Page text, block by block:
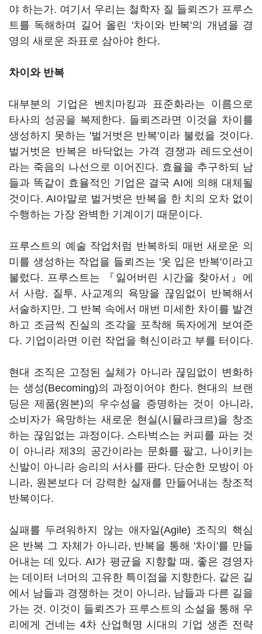
야 하는가. 여기서 우리는 철학자 질 들뢰즈가 프루스
트를 독해하며 길어 올린 '차이와 반복'의 개념을 경
영의 새로운 좌표로 삼아야 한다.
차이와 반복
대부분의 기업은 벤치마킹과 표준화라는 이름으로
타사의 성공을 복제한다. 들뢰즈라면 이것을 차이를
생성하지 못하는 '벌거벗은 반복'이라 불렀을 것이다.
벌거벗은 반복은 바닥없는 가격 경쟁과 레드오션이
라는 죽음의 나선으로 이어진다. 효율을 추구하되 남
들과 똑같이 효율적인 기업은 결국 AI에 의해 대체될
것이다. AI야말로 벌거벗은 반복을 한 치의 오차 없이
수행하는 가장 완벽한 기계이기 때문이다.
프루스트의 예술 작업처럼 반복하되 매번 새로운 의
미를 생성하는 작업을 들뢰즈는 '옷 입은 반복'이라고
불렀다. 프루스트는 『잃어버린 시간을 찾아서』에
서 사랑, 질투, 사교계의 욕망을 끊임없이 반복해서
서술하지만, 그 반복 속에서 매번 미세한 차이를 발견
하고 조금씩 진실의 조각을 포착해 독자에게 보여준
다. 기업이라면 이런 작업을 혁신이라고 부를 터이다.
현대 조직은 고정된 실체가 아니라 끊임없이 변화하
는 생성(Becoming)의 과정이어야 한다. 현대의 브랜
딩은 제품(원본)의 우수성을 증명하는 것이 아니라,
소비자가 욕망하는 새로운 현실(시뮬라크르)을 창조
하는 끊임없는 과정이다. 스타벅스는 커피를 파는 것
이 아니라 제3의 공간이라는 문화를 팔고, 나이키는
신발이 아니라 승리의 서사를 판다. 단순한 모방이 아
니라, 원본보다 더 강력한 실재를 만들어내는 창조적
반복이다.
실패를 두려워하지 않는 애자일(Agile) 조직의 핵심
은 반복 그 자체가 아니라, 반복을 통해 '차이'를 만들
어내는 데 있다. AI가 평균을 지향할 때, 좋은 경영자
는 데이터 너머의 고유한 특이점을 지향한다. 같은 길
에서 남들과 경쟁하는 것이 아니라, 남들과 다른 길을
가는 것. 이것이 들뢰즈가 프루스트의 소설을 통해 우
리에게 건네는 4차 산업혁명 시대의 기업 생존 전략